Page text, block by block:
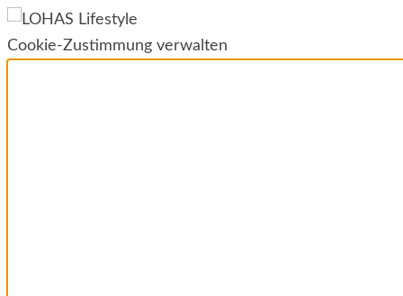
Cookie-Zustimmung verwalten